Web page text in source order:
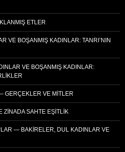
ETLER
VE BOŞANMIŞ KADINLAR: TANRI’NIN
VE BOŞANMIŞ KADINLAR:
GERÇEKLER VE MITLER
ZINADA SAHTE EŞITLIK
— BAKIRELER, DUL KADINLAR VE